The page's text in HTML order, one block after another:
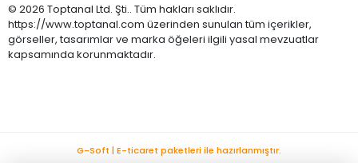
© 2026 Toptanal Ltd. Şti.. Tüm hakları saklıdır.
https://www.toptanal.com üzerinden sunulan tüm içerikler,
görseller, tasarımlar ve marka öğeleri ilgili yasal mevzuatlar
kapsamında korunmaktadır.
G-Soft | E-ticaret paketleri ile hazırlanmıştır.